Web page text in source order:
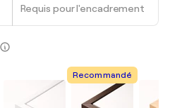
Requis pour l'encadrement
Recommandé